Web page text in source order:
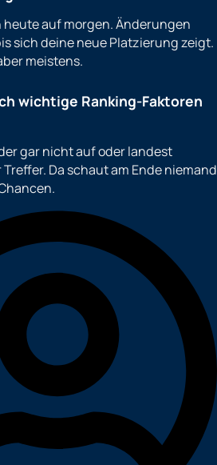
auf morgen. Änderungen
sich deine neue Platzierung zeigt.
meistens.
wichtige Ranking-Faktoren
gar nicht auf oder landest
Da schaut am Ende niemand